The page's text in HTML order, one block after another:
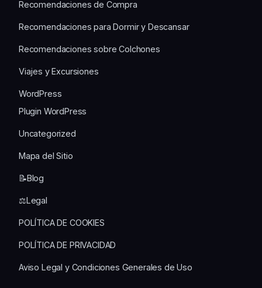
Recomendaciones de Compra
Recomendaciones para Dormir y Descansar
Recomendaciones sobre Colchones
Viajes y Excursiones
WordPress
Plugin WordPress
Uncategorized
Mapa del Sitio
📝Blog
⚖️Legal
POLÍTICA DE COOKIES
POLÍTICA DE PRIVACIDAD
Aviso Legal y Condiciones Generales de Uso